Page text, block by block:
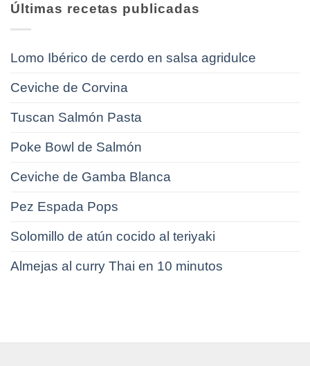
Últimas recetas publicadas
Lomo Ibérico de cerdo en salsa agridulce
Ceviche de Corvina
Tuscan Salmón Pasta
Poke Bowl de Salmón
Ceviche de Gamba Blanca
Pez Espada Pops
Solomillo de atún cocido al teriyaki
Almejas al curry Thai en 10 minutos